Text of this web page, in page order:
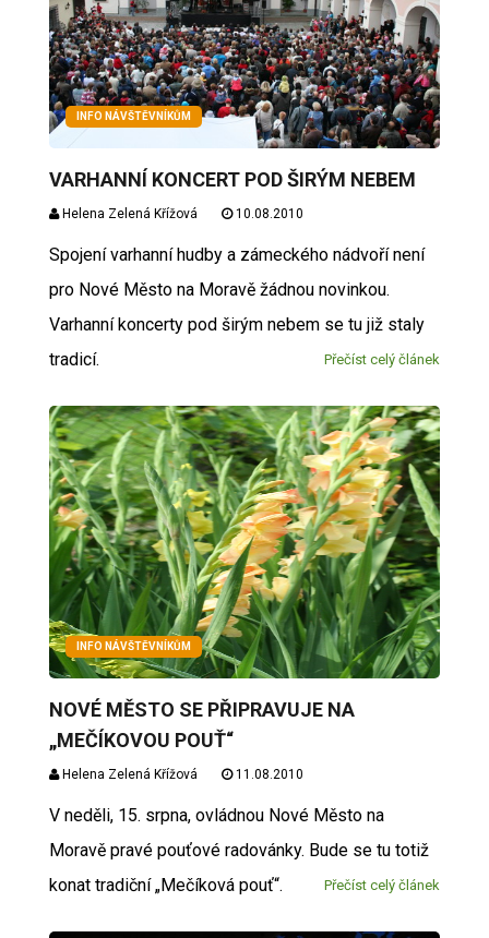
INFO NÁVŠTĚVNÍKŮM
VARHANNÍ KONCERT POD ŠIRÝM NEBEM
Helena Zelená Křížová 10.08.2010
Spojení varhanní hudby a zámeckého nádvoří není
pro Nové Město na Moravě žádnou novinkou.
Varhanní koncerty pod širým nebem se tu již staly
tradicí.
Přečíst celý článek
INFO NÁVŠTĚVNÍKŮM
NOVÉ MĚSTO SE PŘIPRAVUJE NA
„MEČÍKOVOU POUŤ“
Helena Zelená Křížová 11.08.2010
V neděli, 15. srpna, ovládnou Nové Město na
Moravě pravé pouťové radovánky. Bude se tu totiž
konat tradiční „Mečíková pouť“.
Přečíst celý článek